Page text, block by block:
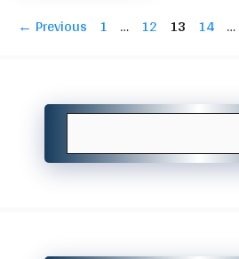
← Previous Page
1 … Page
12 Page
13 Page
14 …